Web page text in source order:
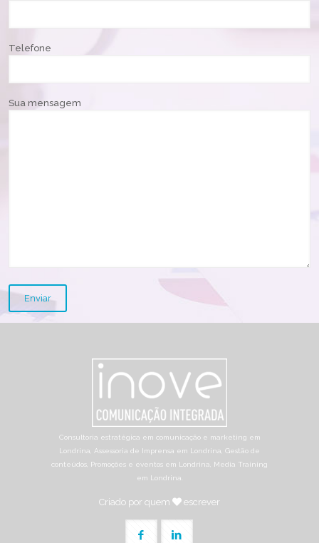
Telefone
Sua mensagem
Consultoria estratégica em comunicação e marketing em
Londrina, Assessoria de Imprensa em Londrina, Gestão de
conteúdos, Promoções e eventos em Londrina, Media Training
em Londrina.
Criado por quem escrever